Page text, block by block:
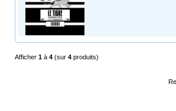
Afficher 1 à 4 (sur 4 produits)